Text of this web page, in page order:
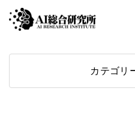
カテゴリ